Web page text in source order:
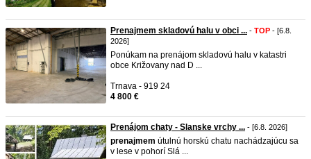
Prenajmem skladovú halu v obci ... - TOP - [6.8.
2026]
Ponúkam na prenájom skladovú halu v katastri
obce Križovany nad D ...
Trnava - 919 24
4 800 €
Prenájom chaty - Slanske vrchy ... - [6.8. 2026]
prenajmem útulnú horskú chatu nachádzajúcu sa
v lese v pohorí Slá ...